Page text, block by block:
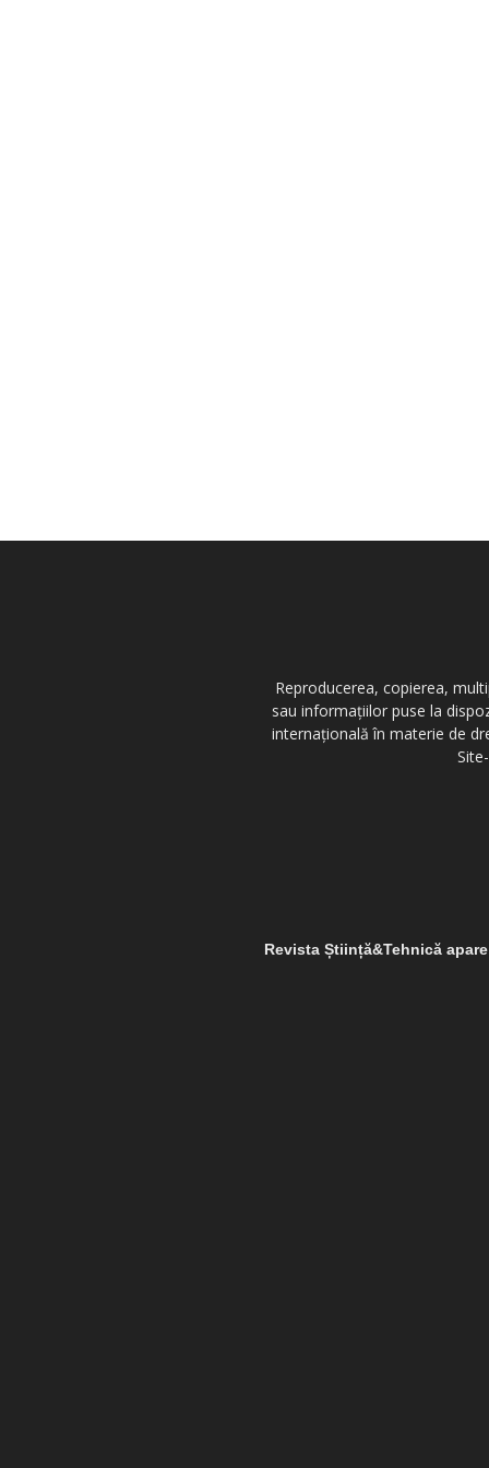
Reproducerea, copierea,
sau informațiilor puse la
internațională în materie de
Revista Știință&Tehnică